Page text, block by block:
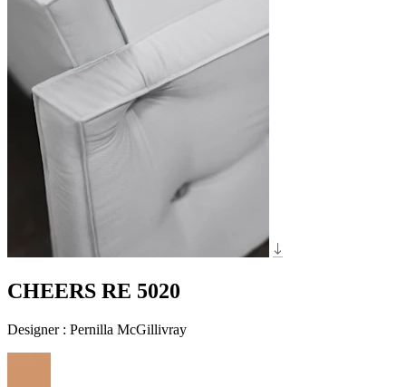
CHEERS RE 5020
Designer : Pernilla McGillivray